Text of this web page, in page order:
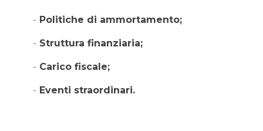
- Politiche di ammortamento;
- Struttura finanziaria;
- Carico fiscale;
- Eventi straordinari.